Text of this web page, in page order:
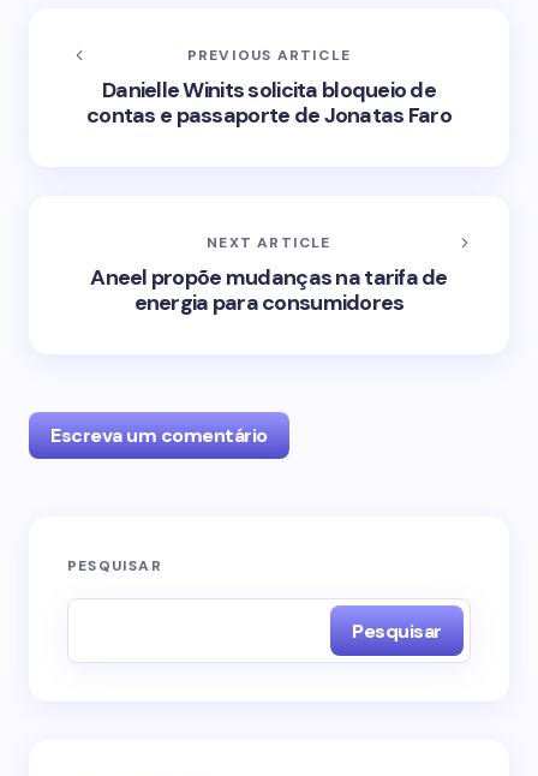
PREVIOUS ARTICLE
Danielle Winits solicita bloqueio de
contas e passaporte de Jonatas Faro
NEXT ARTICLE
Aneel propõe mudanças na tarifa de
energia para consumidores
Escreva um comentário
O seu endereço de e-mail não será publicado.
PESQUISAR
Pesquisar